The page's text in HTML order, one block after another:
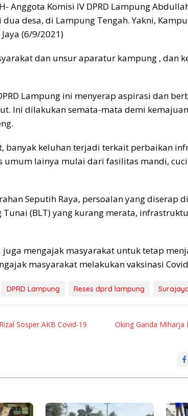
Anggota Komisi IV DPRD Lampung
dua desa, di Lampung Tengah. Yakni,
(6/9/2021)
dan unsur aparatur kampung , dan
Lampung ini menyerap aspirasi dan
Ini dilakukan semata-mata demi
banyak keluhan terjadi terkait perbaikan
lainya mulai dari fasilitas mandi,
Seputih Raya, persoalan yang diserap
Tunai (BLT) yang kurang merata,
mengajak masyarakat untuk tetap
masyarakat melakukan vaksinasi
DPRD Lampung Reses dprd lampung
Sosper AKB Covid-19
Oking Ganda